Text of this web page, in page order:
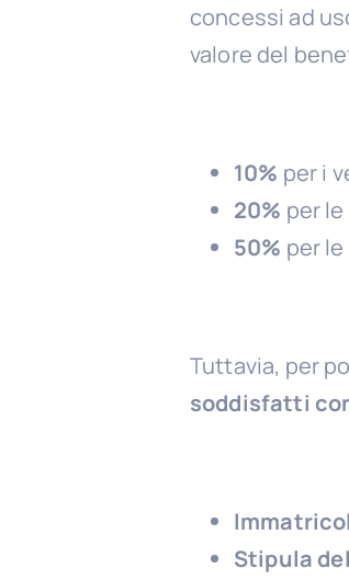
concessi ad
valore del
10% per i
20% per
50% per
Tuttavia, per
soddisfatti
Stipula